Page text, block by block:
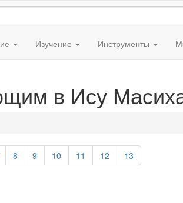
Изучение Инструменты
в Ису
8 9 10 11 12 13